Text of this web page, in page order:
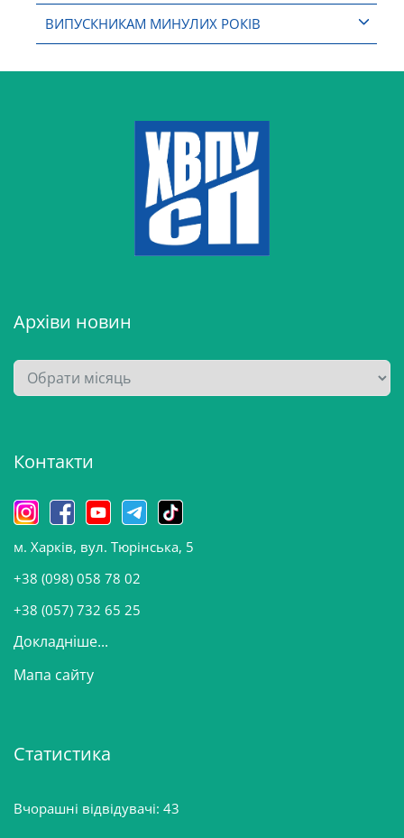
ВИПУСКНИКАМ МИНУЛИХ РОКІВ
Архіви новин
А
р
в
н
о
в
и
Контакти
м. Харків, вул. Тюрінська, 5
+38 (098) 058 78 02
+38 (057) 732 65 25
Докладніше...
Мапа сайту
Статистика
Вчорашні відвідувачі: 43